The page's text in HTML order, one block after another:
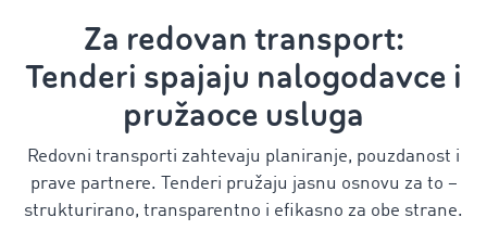
Za redovan transport:
Tenderi spajaju nalogodavce i
pružaoce usluga
Redovni transporti zahtevaju planiranje, pouzdanost i
prave partnere. Tenderi pružaju jasnu osnovu za to –
strukturirano, transparentno i efikasno za obe strane.